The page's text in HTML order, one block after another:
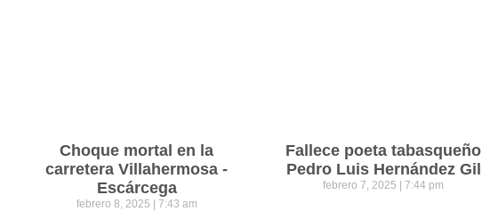
Choque mortal en la
carretera Villahermosa -
Escárcega
febrero 8, 2025 7:43 am
Fallece poeta tabasqueño
Pedro Luis Hernández Gil
febrero 7, 2025 7:44 pm